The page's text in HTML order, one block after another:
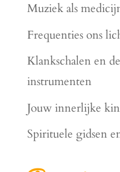
Muziek als
Frequenties ons
Klankschalen en
instrumenten
Jouw innerlijke
Spirituele gidsen